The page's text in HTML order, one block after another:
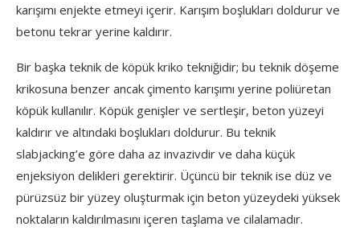
karışımı enjekte etmeyi içerir. Karışım boşlukları doldurur ve
betonu tekrar yerine kaldırır.
Bir başka teknik de köpük kriko tekniğidir; bu teknik döşeme
krikosuna benzer ancak çimento karışımı yerine poliüretan
köpük kullanılır. Köpük genişler ve sertleşir, beton yüzeyi
kaldırır ve altındaki boşlukları doldurur. Bu teknik
slabjacking’e göre daha az invazivdir ve daha küçük
enjeksiyon delikleri gerektirir. Üçüncü bir teknik ise düz ve
pürüzsüz bir yüzey oluşturmak için beton yüzeydeki yüksek
noktaların kaldırılmasını içeren taşlama ve cilalamadır.